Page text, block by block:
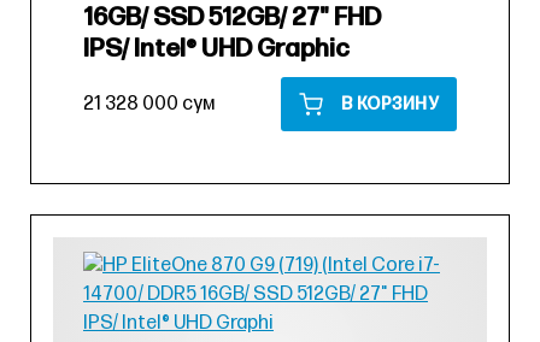
16GB/ SSD 512GB/ 27" FHD
IPS/ Intel® UHD Graphic
21 328 000 сум В КОРЗИНУ